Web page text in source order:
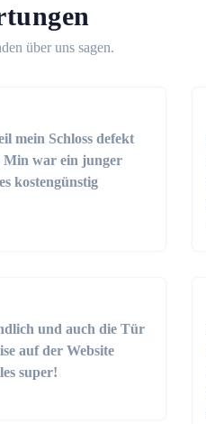
über uns sagen.
mein Schloss defekt
Min war ein junger
kostengünstig
und auch die Tür
auf der Website
super!